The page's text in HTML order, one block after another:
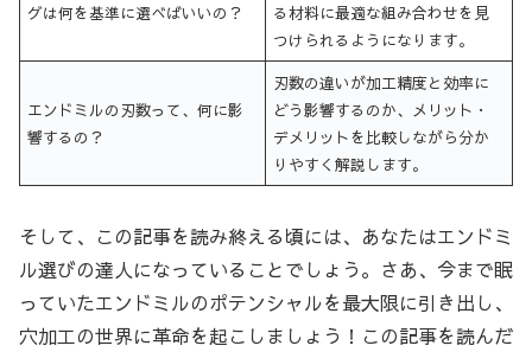
グは何を基準に選べばいいの？
る材料に最適な組み合わせを見
つけられるようになります。
エンドミルの刃数って、何に影
響するの？
刃数の違いが加工精度と効率に
どう影響するのか、メリット・
デメリットを比較しながら分か
りやすく解説します。
そして、この記事を読み終える頃には、あなたはエンドミ
ル選びの達人になっていることでしょう。さあ、今まで眠
っていたエンドミルのポテンシャルを最大限に引き出し、
穴加工の世界に革命を起こしましょう！この記事を読んだ